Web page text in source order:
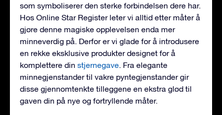
som symboliserer den sterke forbindelsen dere har.
Hos Online Star Register leter vi alltid etter måter å
gjøre denne magiske opplevelsen enda mer
minneverdig på. Derfor er vi glade for å introdusere
en rekke eksklusive produkter designet for å
komplettere din stjernegave. Fra elegante
minnegjenstander til vakre pyntegjenstander gir
disse gjennomtenkte tilleggene en ekstra glød til
gaven din på nye og fortryllende måter.